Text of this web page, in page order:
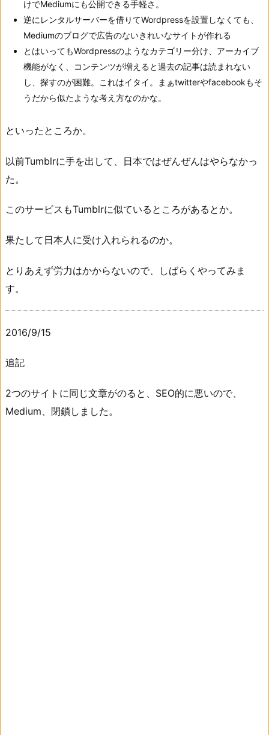
けでMediumにも公開できる手軽さ。
逆にレンタルサーバーを借りてWordpressを設置しなくても、
Mediumのブログで広告のないきれいなサイトが作れる
とはいってもWordpressのようなカテゴリー分け、アーカイブ
機能がなく、コンテンツが増えると過去の記事は読まれない
し、探すのが困難。これはイタイ。まぁtwitterやfacebookもそ
うだから似たような考え方なのかな。
といったところか。
以前Tumblrに手を出して、日本ではぜんぜんはやらなかっ
た。
このサービスもTumblrに似ているところがあるとか。
果たして日本人に受け入れられるのか。
とりあえず労力はかからないので、しばらくやってみま
す。
2016/9/15
追記
2つのサイトに同じ文章がのると、SEO的に悪いので、
Medium、閉鎖しました。